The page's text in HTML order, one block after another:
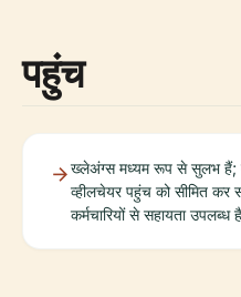
पहुंच
ख्लेअंग्स मध्यम रूप से सुलभ
व्हीलचेयर पहुंच को सीमित
कर्मचारियों से सहायता उपलब्ध